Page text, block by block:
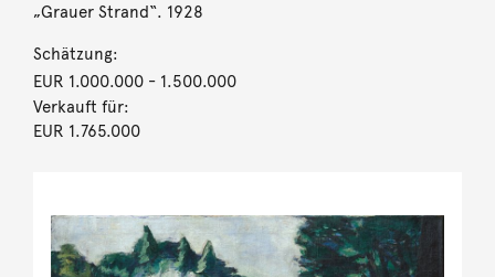
„Grauer Strand“. 1928
Schätzung:
EUR 1.000.000- 1.500.000
Verkauft für:
EUR 1.765.000